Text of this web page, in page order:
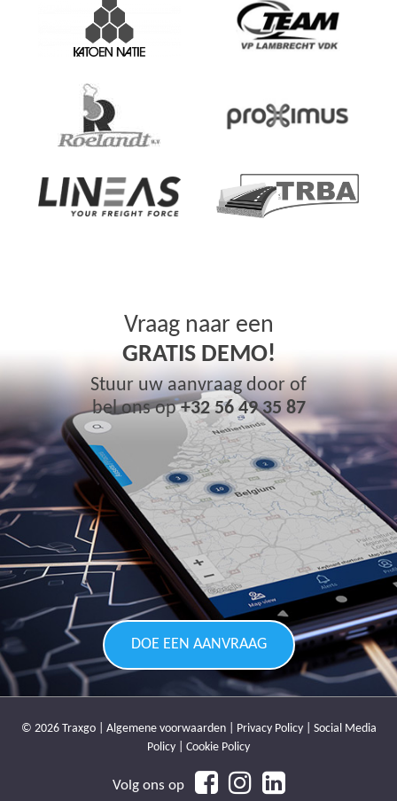
Vraag naar een
GRATIS DEMO!
Stuur uw aanvraag door of
bel ons op+32 56 49 35 87
DOE EEN AANVRAAG
© 2026 Traxgo | Algemene voorwaarden| Privacy Policy| Social Media
Policy
Cookie Policy
Volg ons op